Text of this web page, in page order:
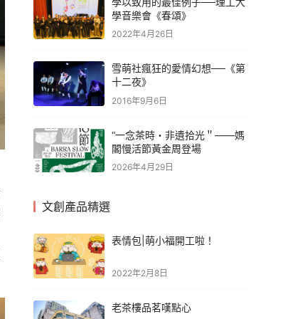
學音樂會《春頌》
2022年4月26日
雪萌社瘋狂的愛情幻想──《第
十二夜》
2016年9月6日
“一念茶時・非遺拾光＂——媽
閣慢活節黃金周登場
2026年4月29日
文創產品精選
表情包|萌小福開工啦！
2022年2月8日
老茶樓品茗嘆點心